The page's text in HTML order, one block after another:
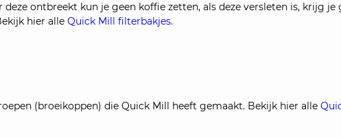
ontbreekt kun je geen koffie zetten, als deze versleten is, krijg je
hier alle Quick Mill filterbakjes.
(broeikoppen) die Quick Mill heeft gemaakt. Bekijk hier alle